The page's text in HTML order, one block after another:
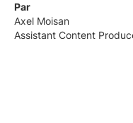
Par
Axel Moisan
Assistant Content